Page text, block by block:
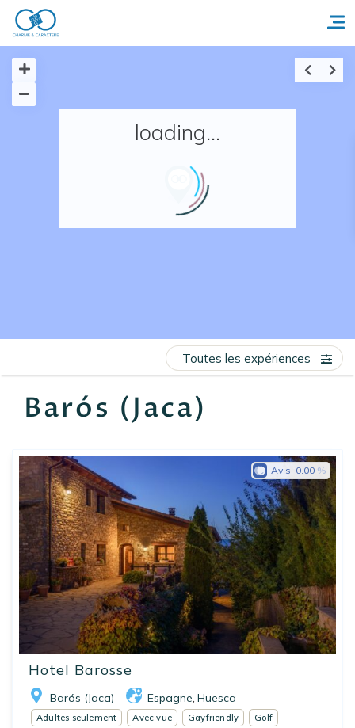
Accueil
Nos adresses en France
loading...
Barós (Jaca)
Toutes les expériences
Hotel Barosse
Barós (Jaca) Espagne Huesca
Avis: 0.00
Adultes seulement Avec vue Gayfriendly
Golf